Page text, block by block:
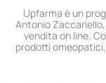
Upfarma è un
Antonio
vendita on line.
prodotti